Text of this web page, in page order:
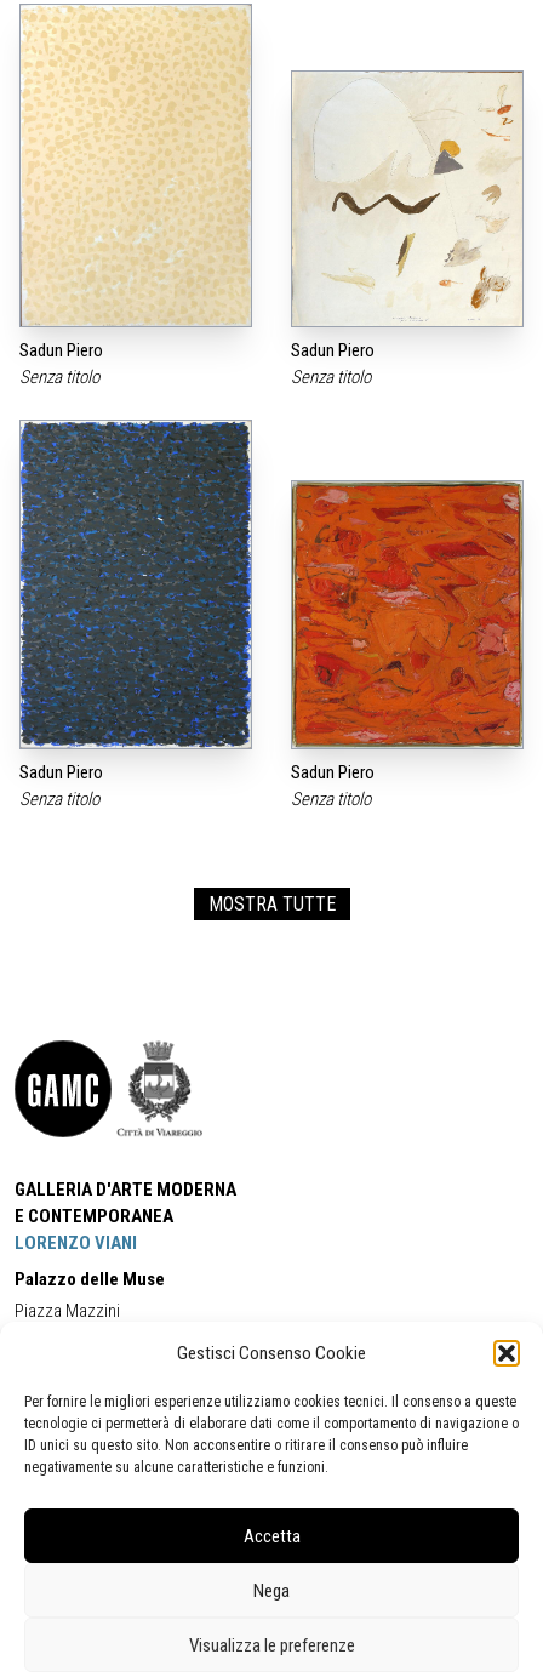
Gestisci Consenso Cookie
Per fornire le migliori esperienze utilizziamo cookies tecnici. Il consenso a queste
tecnologie ci permetterà di elaborare dati come il comportamento di navigazione o
ID unici su questo sito. Non acconsentire o ritirare il consenso può influire
negativamente su alcune caratteristiche e funzioni.
Accetta
Nega
Visualizza le preferenze
Sadun Piero
Senza titolo
Sadun Piero
Senza titolo
Sadun Piero
Senza titolo
Sadun Piero
Senza titolo
MOSTRA TUTTE
GALLERIA D'ARTE MODERNA
E CONTEMPORANEA
LORENZO VIANI
Palazzo delle Muse
Piazza Mazzini
Cell:+39 338 5714978 (orario apertura Galleria)
Tel:
+39 0584 944580
(orario 09.00/13.00)
Email:gamc@comune.viareggio.lu.it
Segnalazione di inaccessibilità